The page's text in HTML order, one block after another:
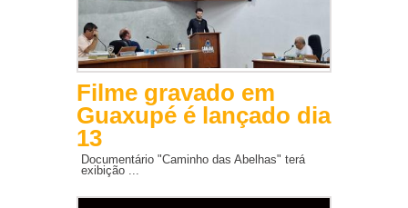
Filme gravado em
Guaxupé é lançado dia
13
Documentário "Caminho das Abelhas" terá
exibição ...